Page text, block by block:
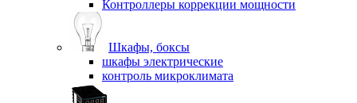
Контроллеры коррекции мощности
Шкафы, боксы
шкафы электрические
контроль микроклимата